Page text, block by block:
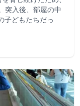
突入後、部屋の中
子どもたちだっ